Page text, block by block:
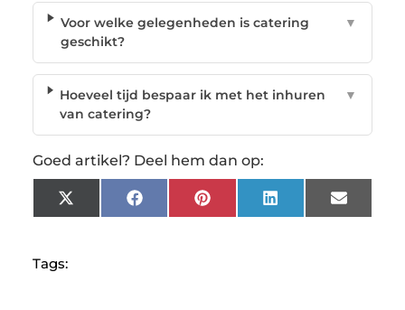
Voor welke gelegenheden is catering
geschikt?
▼
Hoeveel tijd bespaar ik met het inhuren
van catering?
▼
Goed artikel? Deel hem dan op:
X
(Twitter)
FacebookPinterest LinkedIn Email
Tags: